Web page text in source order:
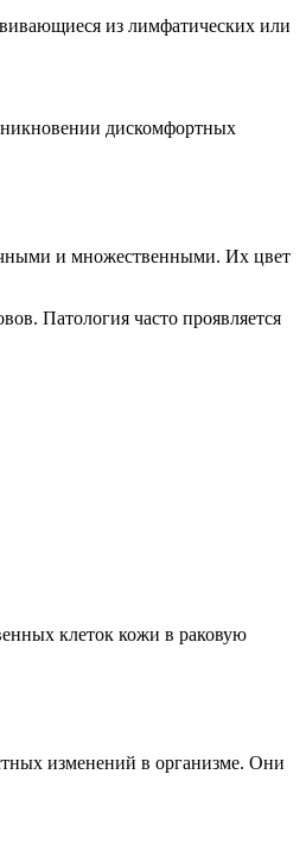
из лимфатических или
дискомфортных
и множественными. Их цвет
Патология часто проявляется
клеток кожи в раковую
изменений в организме. Они